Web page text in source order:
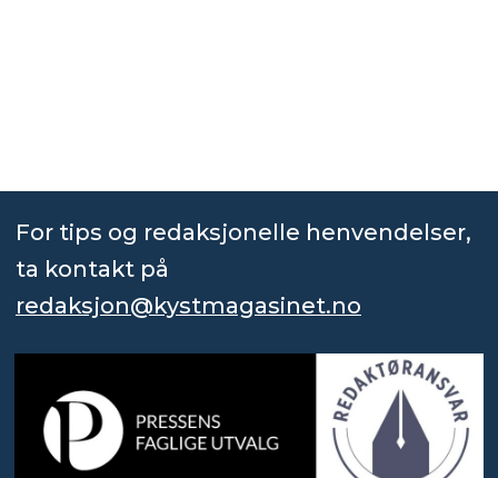
For tips og redaksjonelle henvendelser,
ta kontakt på
redaksjon@kystmagasinet.no